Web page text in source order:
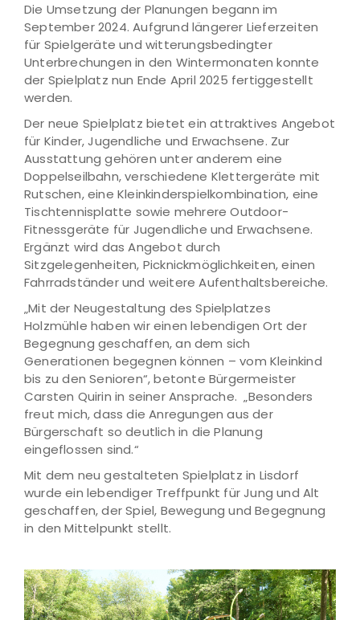
Die Umsetzung der Planungen begann im
September 2024. Aufgrund längerer Lieferzeiten
für Spielgeräte und witterungsbedingter
Unterbrechungen in den Wintermonaten konnte
der Spielplatz nun Ende April 2025 fertiggestellt
werden.
Der neue Spielplatz bietet ein attraktives Angebot
für Kinder, Jugendliche und Erwachsene. Zur
Ausstattung gehören unter anderem eine
Doppelseilbahn, verschiedene Klettergeräte mit
Rutschen, eine Kleinkinderspielkombination, eine
Tischtennisplatte sowie mehrere Outdoor-
Fitnessgeräte für Jugendliche und Erwachsene.
Ergänzt wird das Angebot durch
Sitzgelegenheiten, Picknickmöglichkeiten, einen
Fahrradständer und weitere Aufenthaltsbereiche.
„Mit der Neugestaltung des Spielplatzes
Holzmühle haben wir einen lebendigen Ort der
Begegnung geschaffen, an dem sich
Generationen begegnen können – vom Kleinkind
bis zu den Senioren“, betonte Bürgermeister
Carsten Quirin in seiner Ansprache. „Besonders
freut mich, dass die Anregungen aus der
Bürgerschaft so deutlich in die Planung
eingeflossen sind.“
Mit dem neu gestalteten Spielplatz in Lisdorf
wurde ein lebendiger Treffpunkt für Jung und Alt
geschaffen, der Spiel, Bewegung und Begegnung
in den Mittelpunkt stellt.